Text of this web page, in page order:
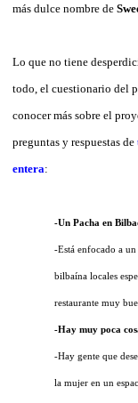
más dulce nombre de
Lo que no tiene
todo, el cuestionario del
conocer más sobre el
preguntas y respuestas de
entera:
-Un Pacha en
-Está enfocado a
bilbaína locales
restaurante muy
-Hay muy poca
-Hay gente que
la mujer en un